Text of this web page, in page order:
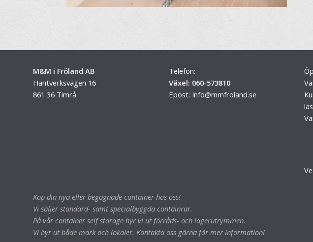
M&M i Fröland AB
Hantverksvägen 16
861 36 Timrå
Telefon:
Växel: 060-573810
Epost: Info@mmfroland.se
Köp din nya eller begagnade container hos oss!
Vi säljer standard- samt specialbyggda containrar.
På vår container self storage hyr vi ut förråds- och lagerutrymmen.
Vi hyr ut både mark och lokaler. Kontakta oss gärna för mer information!